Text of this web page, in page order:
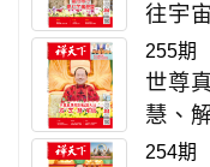
往宇
255期
世尊
慧、
254期